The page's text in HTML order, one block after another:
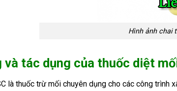
Hình ảnh chai
và tác dụng của thuốc diệt
là thuốc trừ mối chuyên dụng cho các công trình